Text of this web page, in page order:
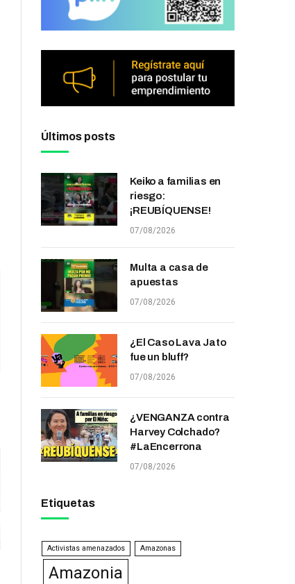
Últimos posts
Keiko a familias en
riesgo:
¡REUBÍQUENSE!
07/08/2026
Multa a casa de
apuestas
07/08/2026
¿El Caso Lava Jato
fue un bluff?
07/08/2026
¿VENGANZA contra
Harvey Colchado?
#LaEncerrona
07/08/2026
Etiquetas
Activistas amenazados Amazonas
Amazonia